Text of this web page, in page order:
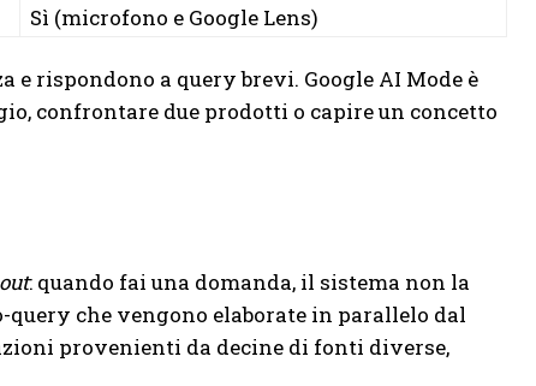
Sì (microfono e Google Lens)
e rispondono a query brevi. Google AI Mode è
confrontare due prodotti o capire un concetto
: quando fai una domanda, il sistema non la
query che vengono elaborate in parallelo dal
provenienti da decine di fonti diverse,